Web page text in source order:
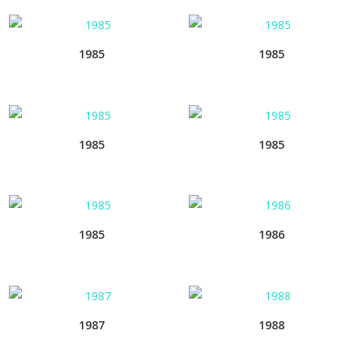
1985 1985
1985 1985
1985 1986
1987 1988